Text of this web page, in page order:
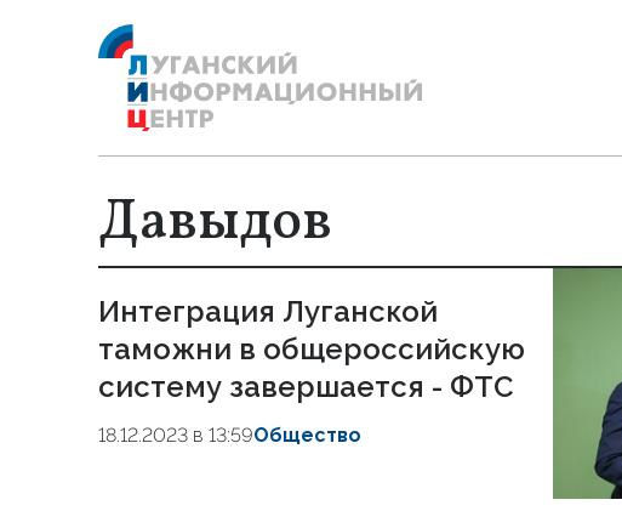
Давыдов
Интеграция Луганской
таможни в общероссийскую
систему завершается - ФТС
18.12.2023 в 13:59Общество